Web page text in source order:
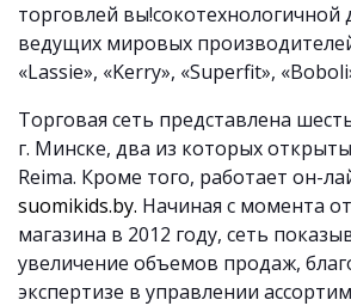
торговлей вы!сокотехнологичной
ведущих мировых
«Lassie», «Kerry», «Superfit»,
Торговая сеть представлена
г. Минске, два из которых
Reima. Кроме того, работает он-
suomikids.by. Начиная с момента
магазина в 2012 году, сеть
увеличение объемов продаж,
экспертизе в управлении